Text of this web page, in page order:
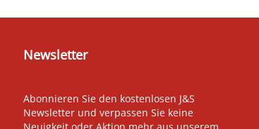
Newsletter
Abonnieren Sie den kostenlosen J&S
Newsletter und verpassen Sie keine